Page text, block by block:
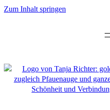
Zum
Zum Inhalt springen